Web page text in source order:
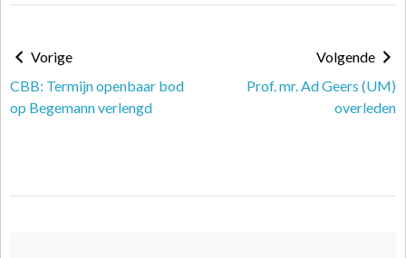
Vorige
CBB: Termijn openbaar bod
op Begemann verlengd
Volgende
Prof. mr. Ad Geers (UM)
overleden